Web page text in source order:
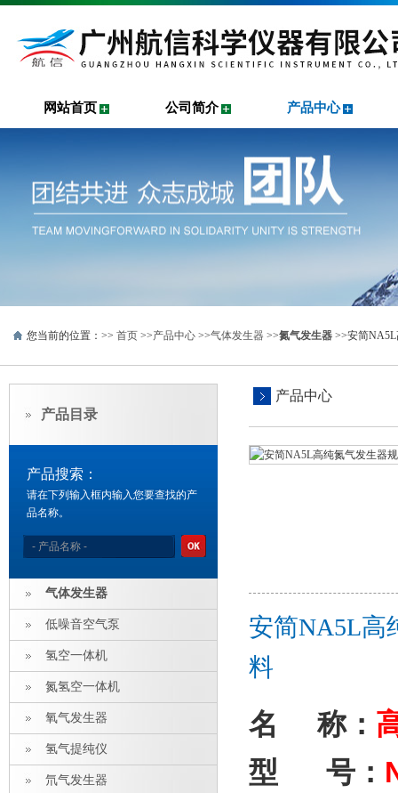
网站首页 公司简介 产品中心
您当前的位置：>> 首页 >>产品中心 >>气体发生器 >>氮气发生器 >>安简
产品目录
产品搜索：
请在下列输入框内输入您要查找的产
品名称。
气体发生器
低噪音空气泵
氢空一体机
氮氢空一体机
氧气发生器
氢气提纯仪
氘气发生器
产品中心
安简NA5L高
料
名 称：
型
号：